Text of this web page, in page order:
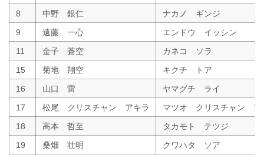
8
中野 銀仁
ナカノ ギンジ
9
遠藤 一心
エンドウ イッシン
11
金子 蒼空
カネコ ソラ
15
菊地 翔空
キクチ トア
16
山口 雷
ヤマグチ ライ
17
松尾 クリスチャン アキラ
マツオ クリスチャン ア
18
高本 哲至
タカモト テツジ
19
桑畑 壮明 クワハタ ソア